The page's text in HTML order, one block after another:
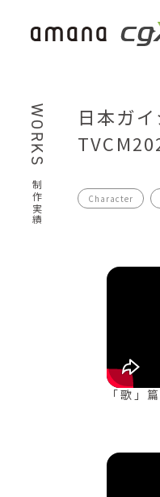
WORKS
制作実績
日本ガ
Character
「歌」篇